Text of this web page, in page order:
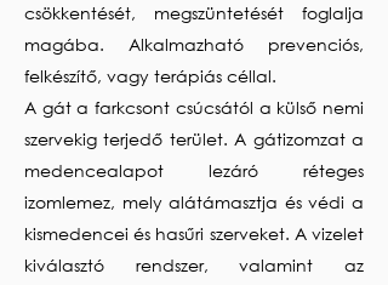
csökkentését, megszüntetését foglalja
magába. Alkalmazható prevenciós,
felkészítő, vagy terápiás céllal.
A gát a farkcsont csúcsától a külső nemi
szervekig terjedő terület. A gátizomzat a
medencealapot lezáró réteges
izomlemez, mely alátámasztja és védi a
kismedencei és hasűri szerveket. A vizelet
kiválasztó rendszer, valamint az